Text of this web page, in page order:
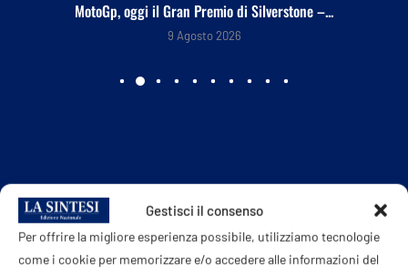
Gestisci il consenso
Per offrire la migliore esperienza possibile, utilizziamo tecnologie
come i cookie per memorizzare e/o accedere alle informazioni del
MotoGp, oggi il Gran Premio di Silverstone –...
9 Agosto 2026